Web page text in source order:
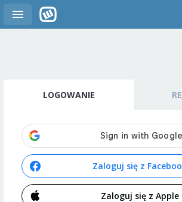
LOGOWANIE
Zaloguj się z
Zaloguj się z Apple